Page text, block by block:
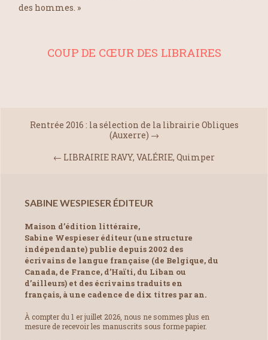
des hommes. »
COUP DE CŒUR DES LIBRAIRES
Rentrée 2016 : la sélection de la librairie Obliques
(Auxerre) →
← LIBRAIRIE RAVY, VALÉRIE, Quimper
SABINE WESPIESER ÉDITEUR
Maison d’édition littéraire,
Sabine Wespieser éditeur (une structure
indépendante) publie depuis 2002 des
écrivains de langue française (de Belgique, du
Canada, de France, d’Haïti, du Liban ou
d’ailleurs) et des écrivains traduits en
français, à une cadence de dix titres par an.
À compter du 1 er juillet 2026, nous ne sommes plus en
mesure de recevoir les manuscrits sous forme papier.